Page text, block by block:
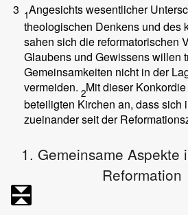
3 1Angesichts wesentlicher
theologischen Denkens und des
sahen sich die reformatorischen
Glaubens und Gewissens willen
Gemeinsamkeiten nicht in der
vermeiden. 2Mit dieser
beteiligten Kirchen an, dass sich
zueinander seit der
1. Gemeinsame Aspekte
Reformation